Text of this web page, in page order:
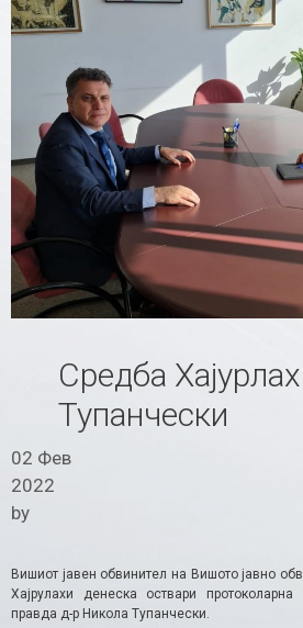
Средба
Тупанчески
02 Фев
2022
by
Вишиот јавен обвинител на Вишото јавно
Хајрулахи денеска оствари
правда д-р Никола Тупанчески.